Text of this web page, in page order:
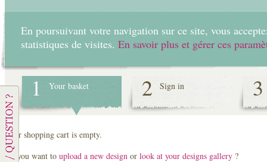
En poursuivant votre navigation sur ce site, vous
statistiques de visites. En savoir plus et gérer ces
1 Your basket 2 Sign in 3
Your shopping cart is empty.
Do you want to upload a new design or look at your designs gallery ?